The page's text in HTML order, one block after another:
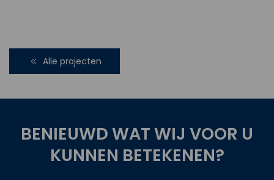
Alle projecten
BENIEUWD WAT WIJ VOOR U
KUNNEN BETEKENEN?